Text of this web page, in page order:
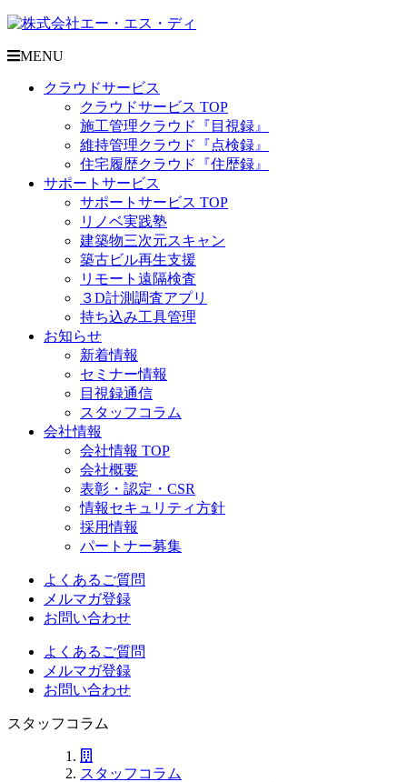
MENU
クラウドサービス
クラウドサービス TOP
施工管理クラウド『目視録』
維持管理クラウド『点検録』
住宅履歴クラウド『住歴録』
サポートサービス
サポートサービス TOP
リノベ実践塾
建築物三次元スキャン
築古ビル再生支援
リモート遠隔検査
３D計測調査アプリ
持ち込み工具管理
お知らせ
新着情報
セミナー情報
目視録通信
スタッフコラム
会社情報
会社情報 TOP
会社概要
表彰・認定・CSR
情報セキュリティ方針
採用情報
パートナー募集
よくあるご質問
メルマガ登録
お問い合わせ
よくあるご質問
メルマガ登録
お問い合わせ
スタッフコラム
スタッフコラム